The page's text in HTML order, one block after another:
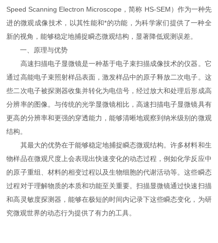
Speed Scanning Electron Microscope，简称 HS-SEM）作为一种先
进的微观成像技术，以其性能和*的功能，为科学家们提供了一种全
新的视角，能够稳定地捕捉瞬态微观结构，显著降低观测误差。
一、原理与优势
高速扫描电子显微镜是一种基于电子束扫描成像技术的仪器。它
通过高能电子束照射样品表面，激发样品中的原子释放二次电子。这
些二次电子被探测器收集并转化为电信号，经过放大和处理后形成高
分辨率的图像。与传统的光学显微镜相比，高速扫描电子显微镜具有
更高的分辨率和更强的穿透能力，能够清晰地观察到纳米级别的微观
结构。
其最大的优势在于能够稳定地捕捉瞬态微观结构。许多材料和生
物样品在微观尺度上会表现出快速变化的动态过程，例如化学反应中
的原子重组、材料的相变过程以及生物细胞的代谢活动等。这些瞬态
过程对于理解物质的本质和功能至关重要。扫描显微镜通过快速扫描
和高灵敏度探测器，能够在极短的时间内记录下这些瞬态变化，为研
究微观世界的动态行为提供了有力的工具。